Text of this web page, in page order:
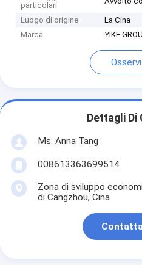
particolari
Luogo di origine
La Cina
Marca
YIKE
Dettagli
Ms. Anna Tang
008613363699514
Zona di sviluppo
di Cangzhou, Cina